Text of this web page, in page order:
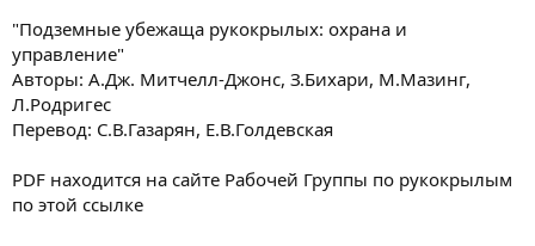
"Подземные убежаща рукокрылых: охрана и
управление"
Авторы: А.Дж. Митчелл-Джонс, З.Бихари, М.Мазинг,
Л.Родригес
Перевод: С.В.Газарян, Е.В.Голдевская
PDF находится на сайте Рабочей Группы по рукокрылым
по этой ссылке